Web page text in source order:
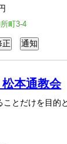
町3-4
本通教会
ことだけを目